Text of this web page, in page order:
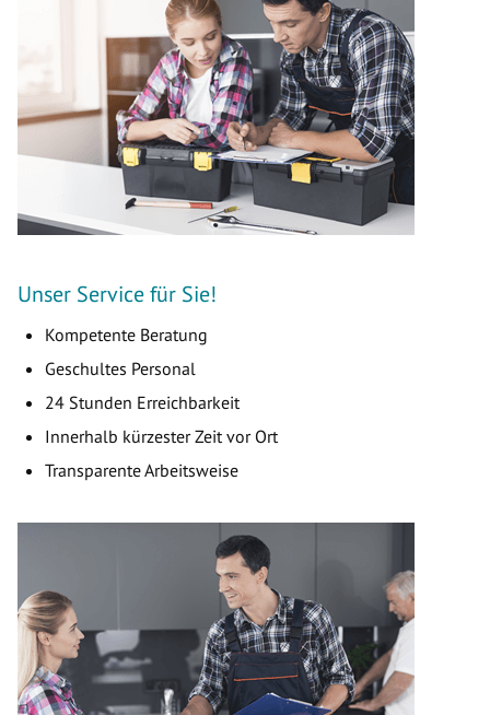
Unser Service für Sie!
Kompetente Beratung
Geschultes Personal
24 Stunden Erreichbarkeit
Innerhalb kürzester Zeit vor Ort
Transparente Arbeitsweise